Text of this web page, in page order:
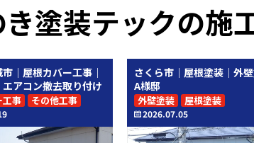
き塗装テックの施
｜屋根カバー工事｜
アコン撤去取り付け
工事 その他工事
さくら市｜屋根塗装｜外壁
A様邸
2026.07.05
外壁塗装 屋根塗装